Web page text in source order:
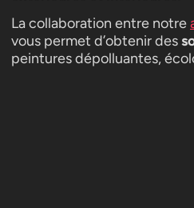
La collaboration entre notre
vous permet d’obtenir des
peintures dépolluantes,